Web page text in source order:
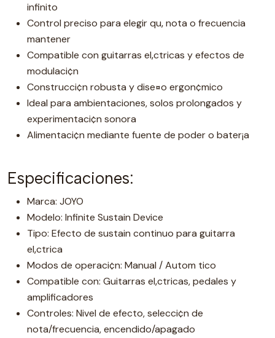
infinito
Control preciso para elegir qu‚ nota o frecuencia
mantener
Compatible con guitarras el‚ctricas y efectos de
modulaci¢n
Construcci¢n robusta y dise¤o ergon¢mico
Ideal para ambientaciones, solos prolongados y
experimentaci¢n sonora
Alimentaci¢n mediante fuente de poder o bater¡a
Especificaciones:
Marca: JOYO
Modelo: Infinite Sustain Device
Tipo: Efecto de sustain continuo para guitarra
el‚ctrica
Modos de operaci¢n: Manual / Autom tico
Compatible con: Guitarras el‚ctricas, pedales y
amplificadores
Controles: Nivel de efecto, selecci¢n de
nota/frecuencia, encendido/apagado